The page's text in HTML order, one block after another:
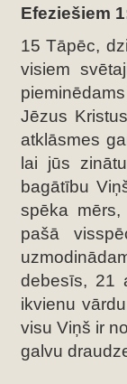
Efeziešiem
15 Tāpēc,
visiem
Jēzus
atklāsmes
lai jūs
bagātību
spēka
pašā
debesīs, 21
ikvienu
visu Viņš ir
galvu